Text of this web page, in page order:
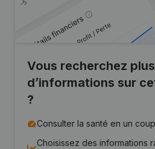
Vous recherchez plus
d’informations sur
?
Consulter la santé en un
Choisissez des informations